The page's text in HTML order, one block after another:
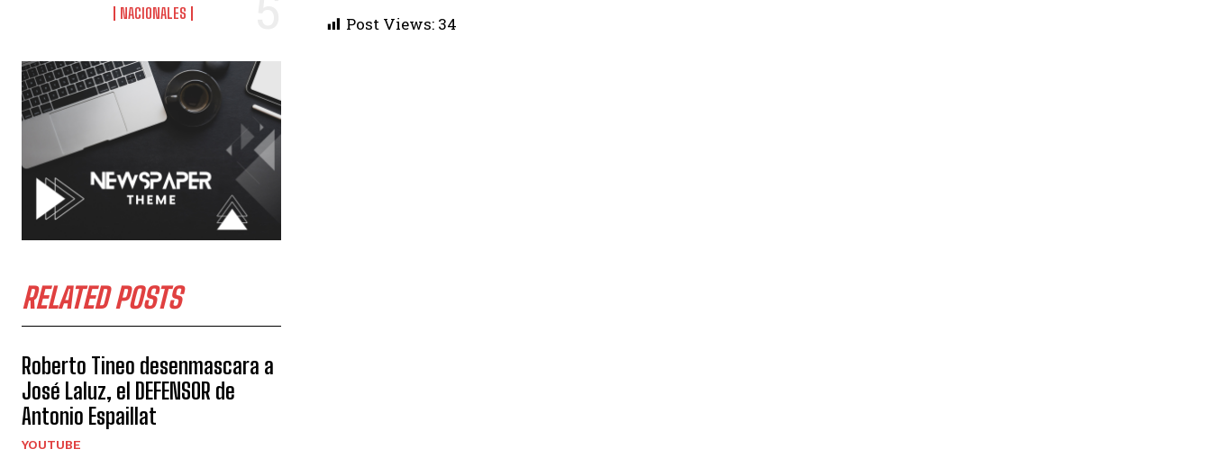
NACIONALES
RELATED POSTS
Roberto Tineo desenmascara a
José Laluz, el DEFENSOR de
Antonio Espaillat
YOUTUBE
Post Views: 34